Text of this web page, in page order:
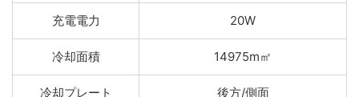
充電電力 20W
冷却面積 14975m㎡
冷却プレート 後方/側面